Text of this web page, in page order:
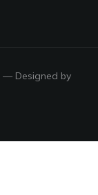
— Designed by